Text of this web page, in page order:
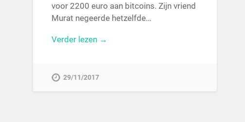
voor 2200 euro aan bitcoins. Zijn vriend
Murat negeerde hetzelfde…
Verder lezen →
29/11/2017